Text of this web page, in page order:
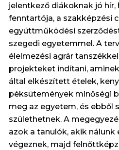
jelentkező diákoknak jó hír,
fenntartója, a szakképzési
együttműködési
szegedi egyetemmel. A
élelmezési agrár
projekteket indítani,
által elkészített ételek,
péksütemények minőségi
meg az egyetem, és ebből
születhetnek. A
azok a tanulók, akik nálunk
végeznek, majd